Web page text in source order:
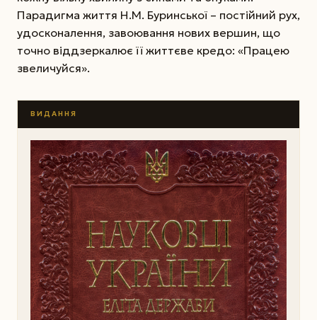
Парадигма життя Н.М. Буринської – пос­тійний рух,
удосконалення, завоювання нових вершин, що
точно віддзеркалює її життєве кредо: «Працею
звеличуйся».
ВИДАННЯ